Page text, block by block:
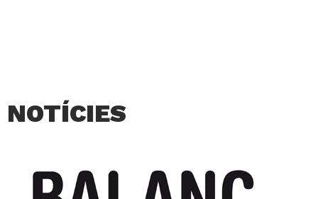
NOTÍCIES